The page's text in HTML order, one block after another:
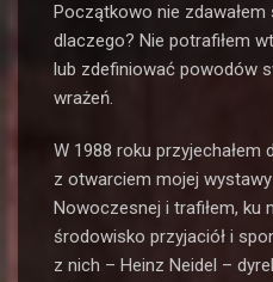
Początkowo nie
dlaczego? Nie potrafiłem
lub zdefiniować powodów
wrażeń.
W 1988 roku przyjechałem
z otwarciem mojej
Nowoczesnej i trafiłem, ku
środowisko przyjaciół i
z nich – Heinz Neidel –